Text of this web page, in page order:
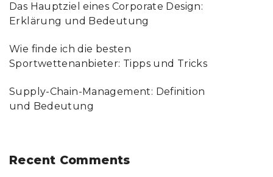
Das Hauptziel eines Corporate Design:
Erklärung und Bedeutung
Wie finde ich die besten
Sportwettenanbieter: Tipps und Tricks
Supply-Chain-Management: Definition
und Bedeutung
Recent Comments